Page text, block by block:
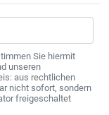
Sie hiermit
unseren
aus rechtlichen
nicht sofort, sondern
freigeschaltet